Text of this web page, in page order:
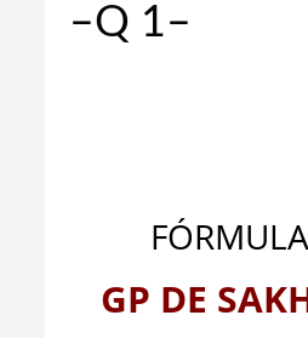
–Q 1–
GP DE